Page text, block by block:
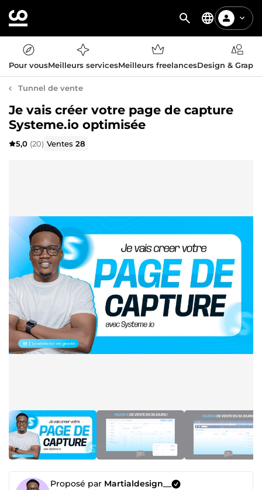
Pour vousMeilleurs servicesMeilleurs freelancesDesign &
Tunnel de vente
Je vais créer votre page de capture
Systeme.io optimisée
5,0 (20) Ventes28
Proposé par Martialdesign__